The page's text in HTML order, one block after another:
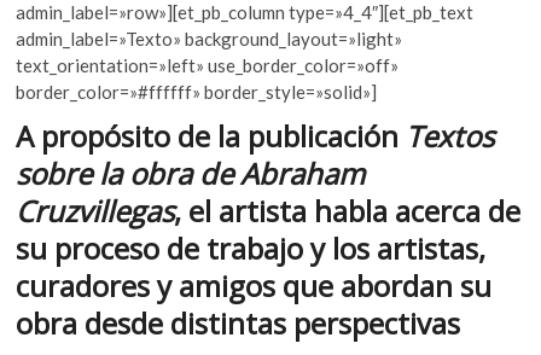
b
o
o
k
er s
A
p
p
admin_label=»row»][et_pb_column type=»4_4″][et_pb_text
admin_label=»Texto» background_layout=»light»
text_orientation=»left» use_border_color=»off»
border_color=»#ffffff» border_style=»solid»]
A propósito de la publicación Textos
sobre la obra de Abraham
Cruzvillegas, el artista habla acerca de
su proceso de trabajo y los artistas,
curadores y amigos que abordan su
obra desde distintas perspectivas